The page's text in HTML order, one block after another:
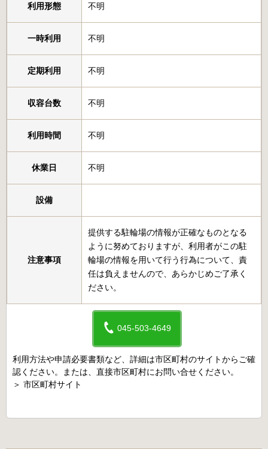
利用形態 不明
一時利用 不明
定期利用 不明
収容台数 不明
利用時間 不明
休業日 不明
設備
注意事項
提供する駐輪場の情報が正確なものとなる
ように努めておりますが、利用者がこの駐
輪場の情報を用いて行う行為について、責
任は負えませんので、あらかじめご了承く
ださい。
045-503-4649
利用方法や申請必要書類など、詳細は市区町村のサイトからご確
認ください。または、直接市区町村にお問い合せください。
＞ 市区町村サイト